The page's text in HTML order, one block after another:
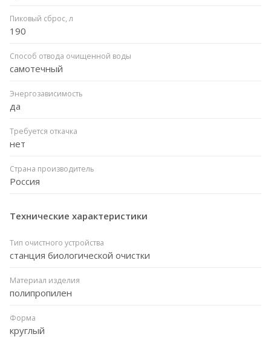
Пиковый сброс, л
190
Способ отвода очищенной воды
самотечный
Энергозависимость
да
Требуется откачка
нет
Страна производитель
Россия
Технические характеристики
Тип очистного устройства
станция биологической очистки
Материал изделия
полипропилен
Форма
круглый